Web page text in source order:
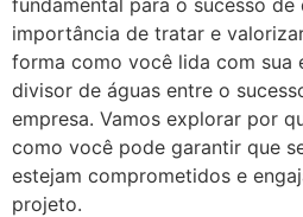
fundamental para o sucesso de
importância de tratar e
forma como você lida com sua
divisor de águas entre o
empresa. Vamos explorar por
como você pode garantir que
estejam comprometidos e
projeto.